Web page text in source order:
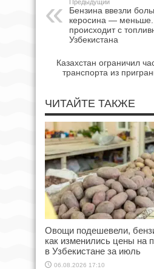
Предыдущий
Бензина ввезли
керосина —
происходит с
Узбекистана
Казахстан ограничил
транспорта из
ЧИТАЙТЕ ТАКЖЕ
Овощи подешевели,
как изменились цены на
в Узбекистане за июль
06.08.2026 17:10